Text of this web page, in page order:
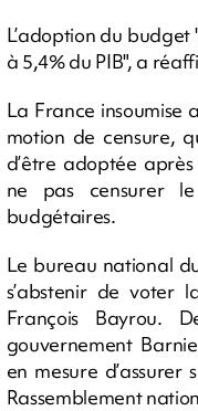
L’adoption du
à 5,4% du PIB", a
La France insoumise
motion de censure,
d’être adoptée
ne pas censurer
budgétaires.
Le bureau national
s’abstenir de voter
François Bayrou.
gouvernement
en mesure
Rassemblement